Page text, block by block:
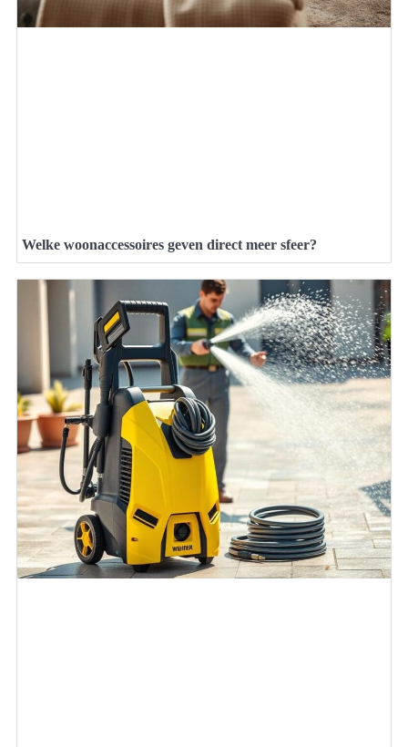
Welke woonaccessoires geven direct meer sfeer?